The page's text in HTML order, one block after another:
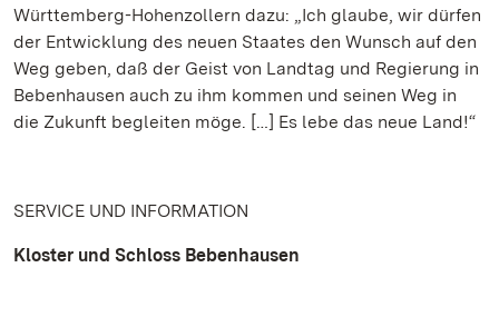
Württemberg-Hohenzollern dazu: „Ich glaube, wir dürfen
der Entwicklung des neuen Staates den Wunsch auf den
Weg geben, daß der Geist von Landtag und Regierung in
Bebenhausen auch zu ihm kommen und seinen Weg in
die Zukunft begleiten möge. […] Es lebe das neue Land!“
SERVICE UND INFORMATION
Kloster und Schloss Bebenhausen